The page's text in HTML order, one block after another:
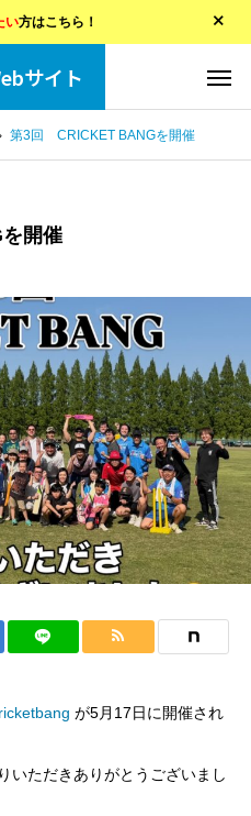
い方はこちら！
サイト
第3回 CRICKET BANGを開催
開催
が5月17日に開催され
いただきありがとうございまし